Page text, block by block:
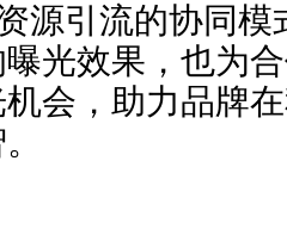
源引流的协同
光效果，也为
会，助力品牌